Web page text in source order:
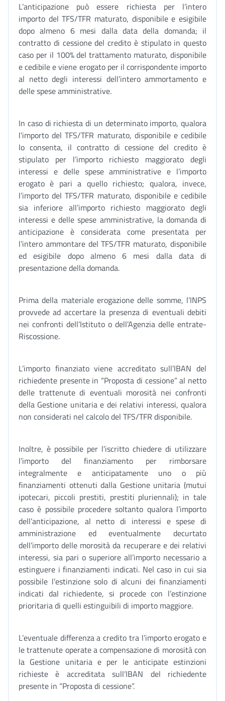
L’anticipazione può essere richiesta per l’intero
importo del TFS/TFR maturato, disponibile e esigibile
dopo almeno 6 mesi dalla data della domanda; il
contratto di cessione del credito è stipulato in questo
caso per il 100% del trattamento maturato, disponibile
e cedibile e viene erogato per il corrispondente importo
al netto degli interessi dell’intero ammortamento e
delle spese amministrative.
In caso di richiesta di un determinato importo, qualora
l’importo del TFS/TFR maturato, disponibile e cedibile
lo consenta, il contratto di cessione del credito è
stipulato per l’importo richiesto maggiorato degli
interessi e delle spese amministrative e l’importo
erogato è pari a quello richiesto; qualora, invece,
l’importo del TFS/TFR maturato, disponibile e cedibile
sia inferiore all’importo richiesto maggiorato degli
interessi e delle spese amministrative, la domanda di
anticipazione è considerata come presentata per
l’intero ammontare del TFS/TFR maturato, disponibile
ed esigibile dopo almeno 6 mesi dalla data di
presentazione della domanda.
Prima della materiale erogazione delle somme, l’INPS
provvede ad accertare la presenza di eventuali debiti
nei confronti dell’Istituto o dell’Agenzia delle entrate-
Riscossione.
L’importo finanziato viene accreditato sull’IBAN del
richiedente presente in “Proposta di cessione” al netto
delle trattenute di eventuali morosità nei confronti
della Gestione unitaria e dei relativi interessi, qualora
non considerati nel calcolo del TFS/TFR disponibile.
Inoltre, è possibile per l’iscritto chiedere di utilizzare
l’importo del finanziamento per rimborsare
integralmente e anticipatamente uno o più
finanziamenti ottenuti dalla Gestione unitaria (mutui
ipotecari, piccoli prestiti, prestiti pluriennali); in tale
caso è possibile procedere soltanto qualora l’importo
dell’anticipazione, al netto di interessi e spese di
amministrazione ed eventualmente decurtato
dell’importo delle morosità da recuperare e dei relativi
interessi, sia pari o superiore all’importo necessario a
estinguere i finanziamenti indicati. Nel caso in cui sia
possibile l’estinzione solo di alcuni dei finanziamenti
indicati dal richiedente, si procede con l’estinzione
prioritaria di quelli estinguibili di importo maggiore.
L’eventuale differenza a credito tra l’importo erogato e
le trattenute operate a compensazione di morosità con
la Gestione unitaria e per le anticipate estinzioni
richieste è accreditata sull’IBAN del richiedente
presente in “Proposta di cessione”.